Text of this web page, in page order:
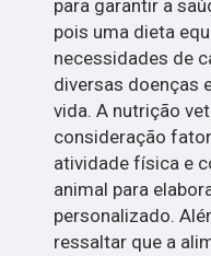
para garantir a
pois uma dieta
necessidades de
diversas doenças
vida. A nutrição
consideração
atividade física e
animal para
personalizado.
ressaltar que a